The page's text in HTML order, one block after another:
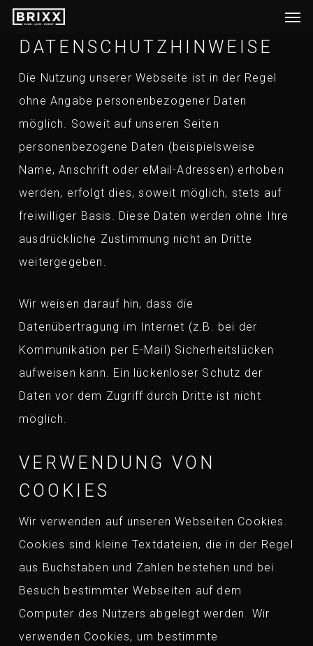
Skip
main
content
DATENSCHUTZHINWEISE
Die Nutzung unserer Webseite ist in der Regel
ohne Angabe personenbezogener Daten
möglich. Soweit auf unseren Seiten
personenbezogene Daten (beispielsweise
Name, Anschrift oder eMail-Adressen) erhoben
werden, erfolgt dies, soweit möglich, stets auf
freiwilliger Basis. Diese Daten werden ohne Ihre
ausdrückliche Zustimmung nicht an Dritte
weitergegeben.
Wir weisen darauf hin, dass die
Datenübertragung im Internet (z.B. bei der
Kommunikation per E-Mail) Sicherheitslücken
aufweisen kann. Ein lückenloser Schutz der
Daten vor dem Zugriff durch Dritte ist nicht
möglich.
VERWENDUNG VON
COOKIES
Wir verwenden auf unseren Webseiten Cookies.
Cookies sind kleine Textdateien, die in der Regel
aus Buchstaben und Zahlen bestehen und bei
Besuch bestimmter Webseiten auf dem
Computer des Nutzers abgelegt werden. Wir
verwenden Cookies, um bestimmte